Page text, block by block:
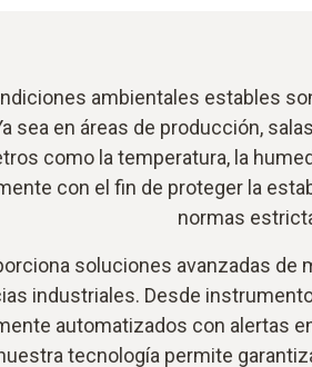
ambientales estables
sea en áreas de producción,
como la temperatura, la
con el fin de proteger la
normas
soluciones avanzadas de
industriales. Desde
automatizados con alertas
tecnología permite